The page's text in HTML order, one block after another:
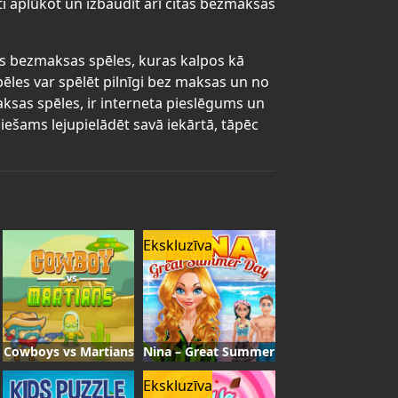
bezmaksas spēles, kuras kalpos kā
var spēlēt pilnīgi bez maksas un no
spēles, ir interneta pieslēgums un
lejupielādēt savā iekārtā, tāpēc
Cowboys vs Martians
Ekskluzīva
Nina – Great Summer Day
Ekskluzīva